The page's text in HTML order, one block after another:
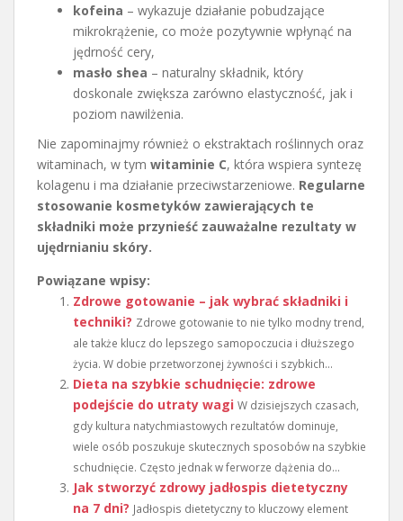
kofeina – wykazuje działanie pobudzające
mikrokrążenie, co może pozytywnie wpłynąć na
jędrność cery,
masło shea – naturalny składnik, który
doskonale zwiększa zarówno elastyczność, jak i
poziom nawilżenia.
Nie zapominajmy również o ekstraktach roślinnych oraz
witaminach, w tym witaminie C, która wspiera syntezę
kolagenu i ma działanie przeciwstarzeniowe. Regularne
stosowanie kosmetyków zawierających te
składniki może przynieść zauważalne rezultaty w
ujędrnianiu skóry.
Powiązane wpisy:
Zdrowe gotowanie – jak wybrać składniki i
techniki? Zdrowe gotowanie to nie tylko modny trend,
ale także klucz do lepszego samopoczucia i dłuższego
życia. W dobie przetworzonej żywności i szybkich...
Dieta na szybkie schudnięcie: zdrowe
podejście do utraty wagi W dzisiejszych czasach,
gdy kultura natychmiastowych rezultatów dominuje,
wiele osób poszukuje skutecznych sposobów na szybkie
schudnięcie. Często jednak w ferworze dążenia do...
Jak stworzyć zdrowy jadłospis dietetyczny
na 7 dni? Jadłospis dietetyczny to kluczowy element